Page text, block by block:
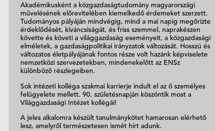
Akadémikusként a közgazdaságtudomány magyarországi
művelésének előrevitelében kiemelkedő érdemeket szerzett.
Tudományos pályáján mindvégig, mind a mai napig megőrizte
érdeklődését, kíváncsiságát, és friss szemmel, naprakészen
követte és követi a világgazdaság eseményeit, a közgazdasági
elméletek, a gazdaságpolitikai irányzatok változását. Hosszú és
változatos életpályájának fontos része volt hazánk képviselete
nemzetközi szervezetekben, mindenekelőtt az ENSz
különböző részlegeiben.
Sok intézeti kolléga szakmai karrierje indult el az ő személyes
felügyelete mellett. 90. születésnapján köszöntik most a
Világgazdasági Intézet kollégái!
A jeles alkalomra készült tanulmánykötet hamarosan elérhető
lesz, amelyről természetesen ismét hírt adunk.